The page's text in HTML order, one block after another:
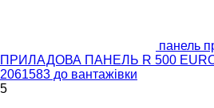
панель
ПРИЛАДОВА ПАНЕЛЬ R 500
2061583 до вантажівки
5